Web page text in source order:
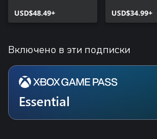
USD$48.49+ USD$34.99+
Включено в эти подписки
Essential